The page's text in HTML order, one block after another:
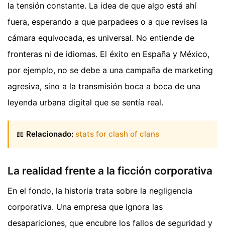
la tensión constante. La idea de que algo está ahí
fuera, esperando a que parpadees o a que revises la
cámara equivocada, es universal. No entiende de
fronteras ni de idiomas. El éxito en España y México,
por ejemplo, no se debe a una campaña de marketing
agresiva, sino a la transmisión boca a boca de una
leyenda urbana digital que se sentía real.
📖 Relacionado: stats for clash of clans
La realidad frente a la ficción corporativa
En el fondo, la historia trata sobre la negligencia
corporativa. Una empresa que ignora las
desapariciones, que encubre los fallos de seguridad y